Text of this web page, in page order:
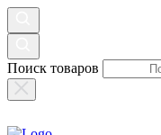
Поиск товаров